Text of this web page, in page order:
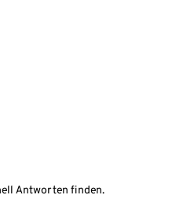
Antworten finden.